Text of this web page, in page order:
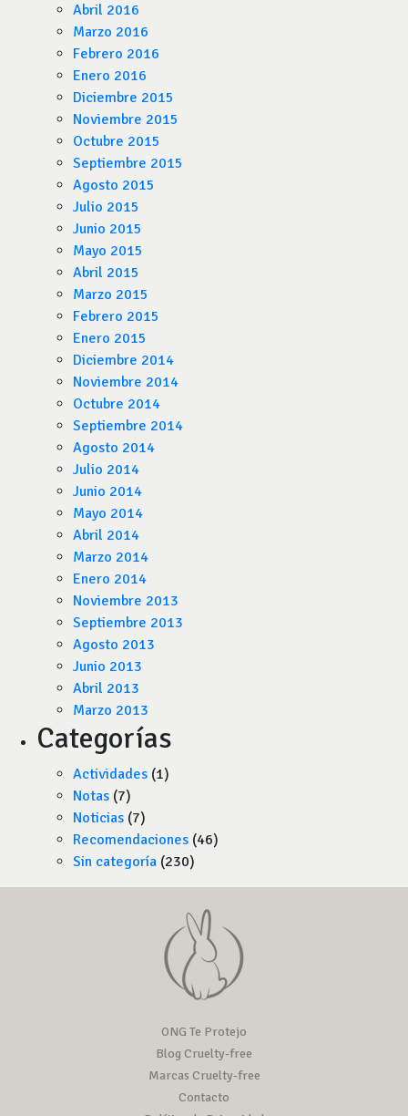
Abril 2016
Marzo 2016
Febrero 2016
Enero 2016
Diciembre 2015
Noviembre 2015
Octubre 2015
Septiembre 2015
Agosto 2015
Julio 2015
Junio 2015
Mayo 2015
Abril 2015
Marzo 2015
Febrero 2015
Enero 2015
Diciembre 2014
Noviembre 2014
Octubre 2014
Septiembre 2014
Agosto 2014
Julio 2014
Junio 2014
Mayo 2014
Abril 2014
Marzo 2014
Enero 2014
Noviembre 2013
Septiembre 2013
Agosto 2013
Junio 2013
Abril 2013
Marzo 2013
Categorías
Actividades (1)
Notas (7)
Noticias (7)
Recomendaciones (46)
Sin categoría (230)
ONG Te Protejo
Blog Cruelty-free
Marcas Cruelty-free
Contacto